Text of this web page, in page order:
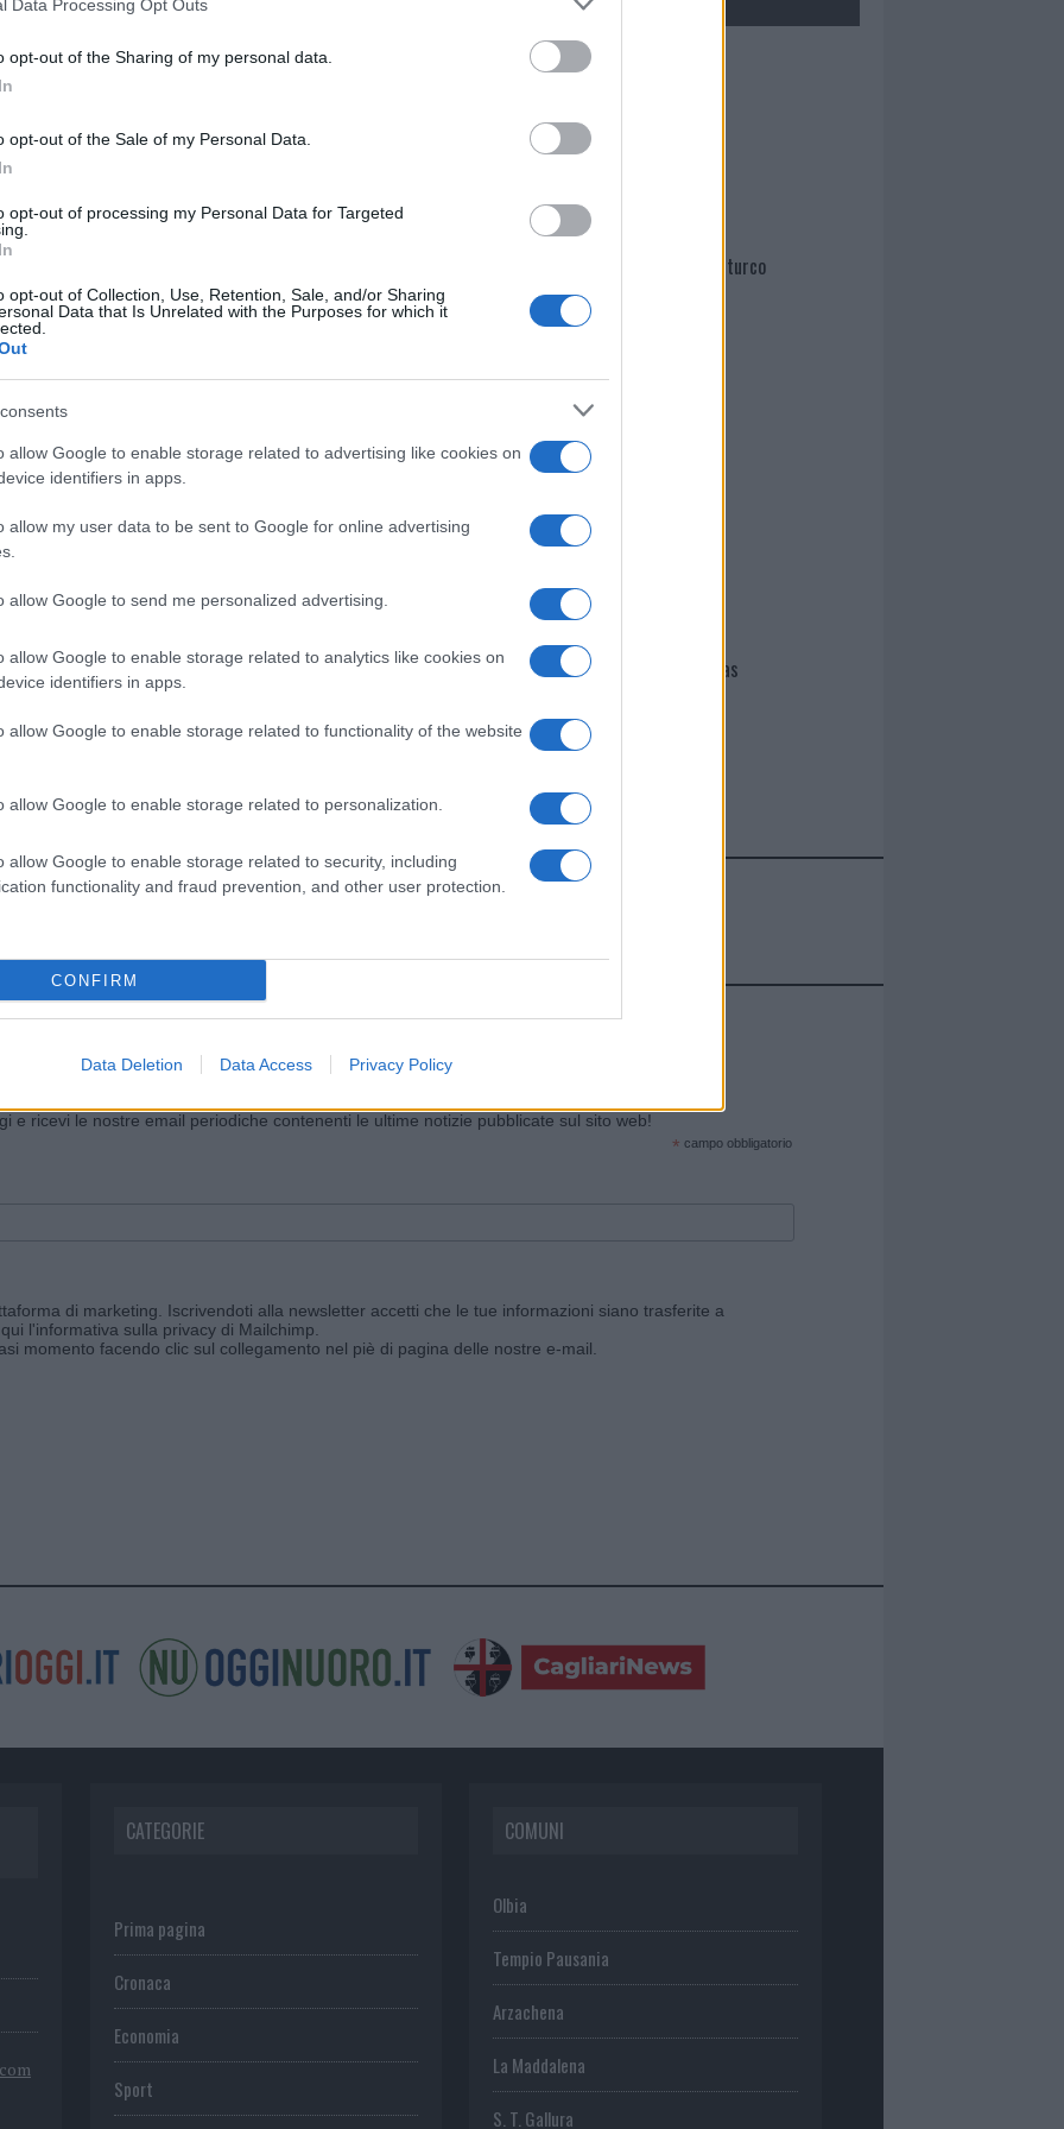
Data Processing Opt Outs
opt-out of the Sharing of my personal data.
opt-out of the Sale of my Personal Data.
opt-out of processing my Personal Data for Targeted
opt-out of Collection, Use, Retention, Sale, and/or Sharing
Data that Is Unrelated with the Purposes for which it
allow Google to enable storage related to advertising like cookies on
identifiers in apps.
allow my user data to be sent to Google for online advertising
allow Google to send me personalized advertising.
allow Google to enable storage related to analytics like cookies on
identifiers in apps.
allow Google to enable storage related to functionality of the website
allow Google to enable storage related to personalization.
allow Google to enable storage related to security, including
functionality and fraud prevention, and other user protection.
CONFIRM
Data Deletion Data Access Privacy Policy
nella sezione
Sardegna Indice Rt Sardegna
Notizie Sardegna
di GalluraOggi.it
i tuoi video e le tue foto
+39 345 356 7512
news da
Mario Malu
Martina Agostina Diturco
I nostri cari
Giovannimaria Cabras
e ricevi le nostre email periodiche contenenti le ultime notizie pubblicate sul sito web!
* campo obbligatorio
di marketing. Iscrivendoti alla newsletter accetti che le tue informazioni siano trasferite a
l'informativa sulla privacy di Mailchimp
momento facendo clic sul collegamento nel piè di pagina delle nostre e-mail.
CATEGORIE
Prima pagina
Cronaca
Economia
Sport
COMUNI
Olbia
Tempio Pausania
Arzachena
La Maddalena
S. T. Gallura